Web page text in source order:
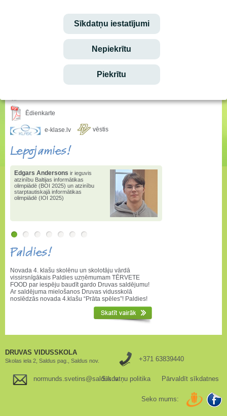
Sīkdatņu iestatījumi
Nepiekrītu
Piekrītu
Sveicam svētkos!
Alfrēds, Fredis, Madars
Ēdienkarte
e-klase.lv vēstis
Lepojamies!
Edgars Andersons ir ieguvis
atzinību Baltijas informātikas
olimpiādē (BOI 2025) un atzinību
starptautiskajā informātikas
olimpiādē (IOI 2025)
Paldies!
Novada 4. klašu skolēnu un skolotāju vārdā
vissirsnīgākais Paldies uzņēmumam TĒRVETE
FOOD par iespēju baudīt gardo Druvas saldējumu!
Ar saldējuma mielošanos Druvas vidusskolā
noslēdzās novada 4.klašu “Prāta spēles”! Paldies!
DRUVAS VIDUSSKOLA
Skolas iela 2, Saldus pag., Saldus nov. +371 63839440
normunds.svetins@saldus.lvSīkdatņu politika Pārvaldīt sīkdatnes
Seko mums: